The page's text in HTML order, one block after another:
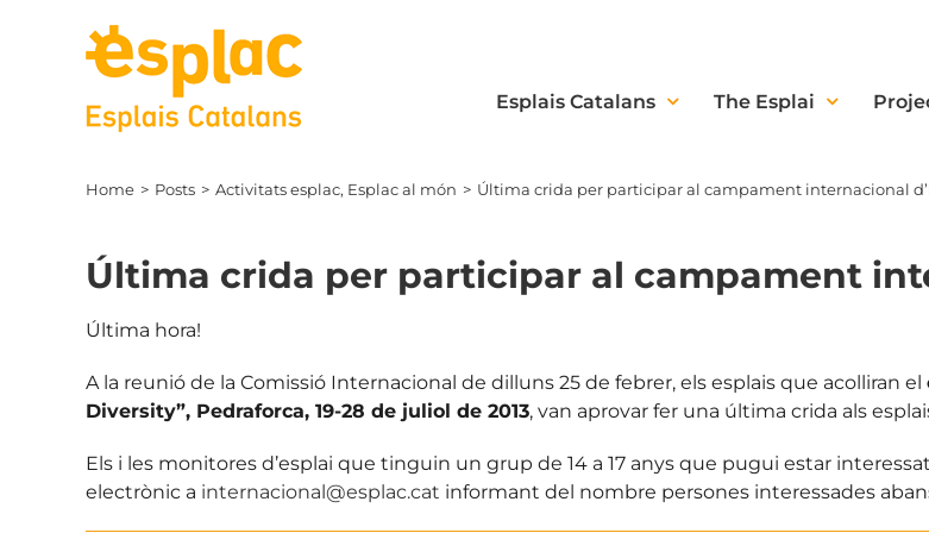
Esplais Catalans The Esplai
Home Posts Activitats esplac Esplac al món Última crida per participar al campament internacional
Última crida per participar al campament
Última hora!
A la reunió de la Comissió Internacional de dilluns 25 de febrer, els esplais que acolliran el
Diversity”, Pedraforca, 19-28 de juliol de 2013, van aprovar fer una última crida als
Els i les monitores d’esplai que tinguin un grup de 14 a 17 anys que pugui estar
electrònic a internacional@esplac.cat informant del nombre persones interessades